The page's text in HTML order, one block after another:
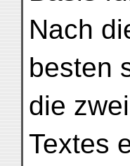
Nach
besten
die
Textes